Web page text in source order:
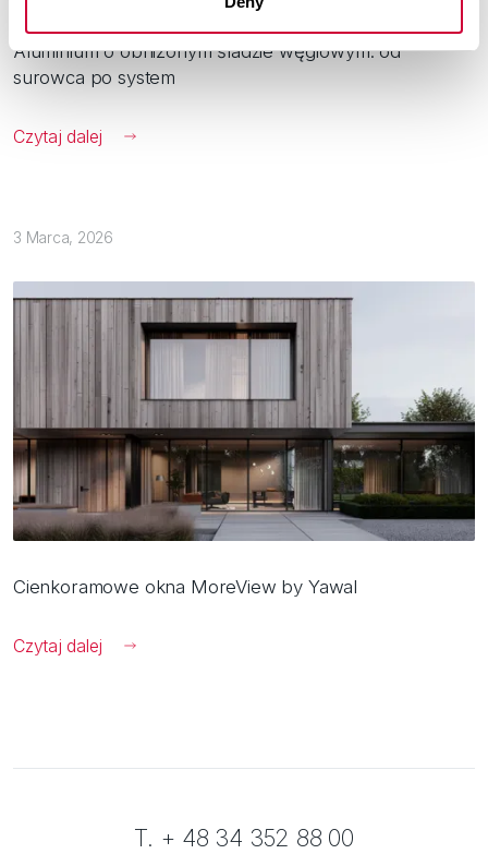
Aluminium o obniżonym śladzie węglowym: od
surowca po system
Czytaj dalej
3 Marca, 2026
Cienkoramowe okna MoreView by Yawal
Czytaj dalej
T. + 48 34 352 88 00